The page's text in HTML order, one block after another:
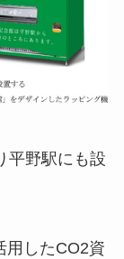
平野駅にも設
用したCO2資